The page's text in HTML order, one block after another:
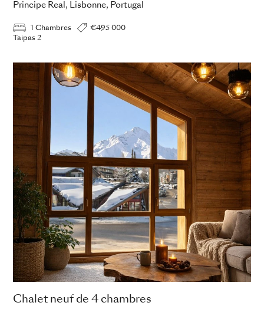
Principe Real, Lisbonne, Portugal
1 Chambres
€495 000
Taipas 2
Chalet neuf de 4 chambres